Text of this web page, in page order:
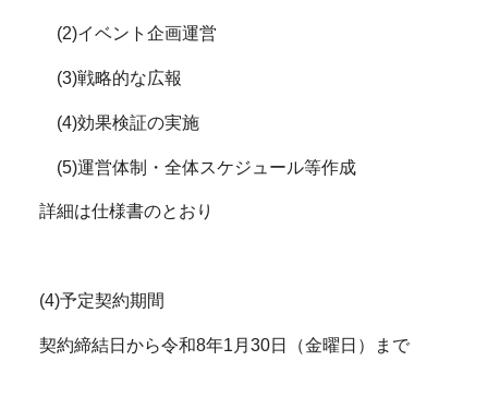
(2)イベント企画運営
(3)戦略的な広報
(4)効果検証の実施
(5)運営体制・全体スケジュール等作成
詳細は仕様書のとおり
(4)予定契約期間
契約締結日から令和8年1月30日（金曜日）まで